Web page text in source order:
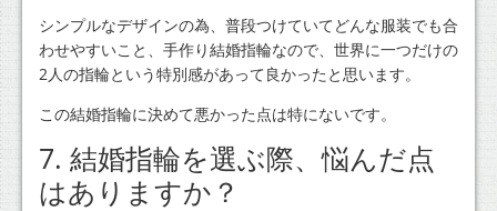
シンプルなデザインの為、普段つけていてどんな服装でも合
わせやすいこと、手作り結婚指輪なので、世界に一つだけの
2人の指輪という特別感があって良かったと思います。
この結婚指輪に決めて悪かった点は特にないです。
7. 結婚指輪を選ぶ際、悩んだ点
はありますか？